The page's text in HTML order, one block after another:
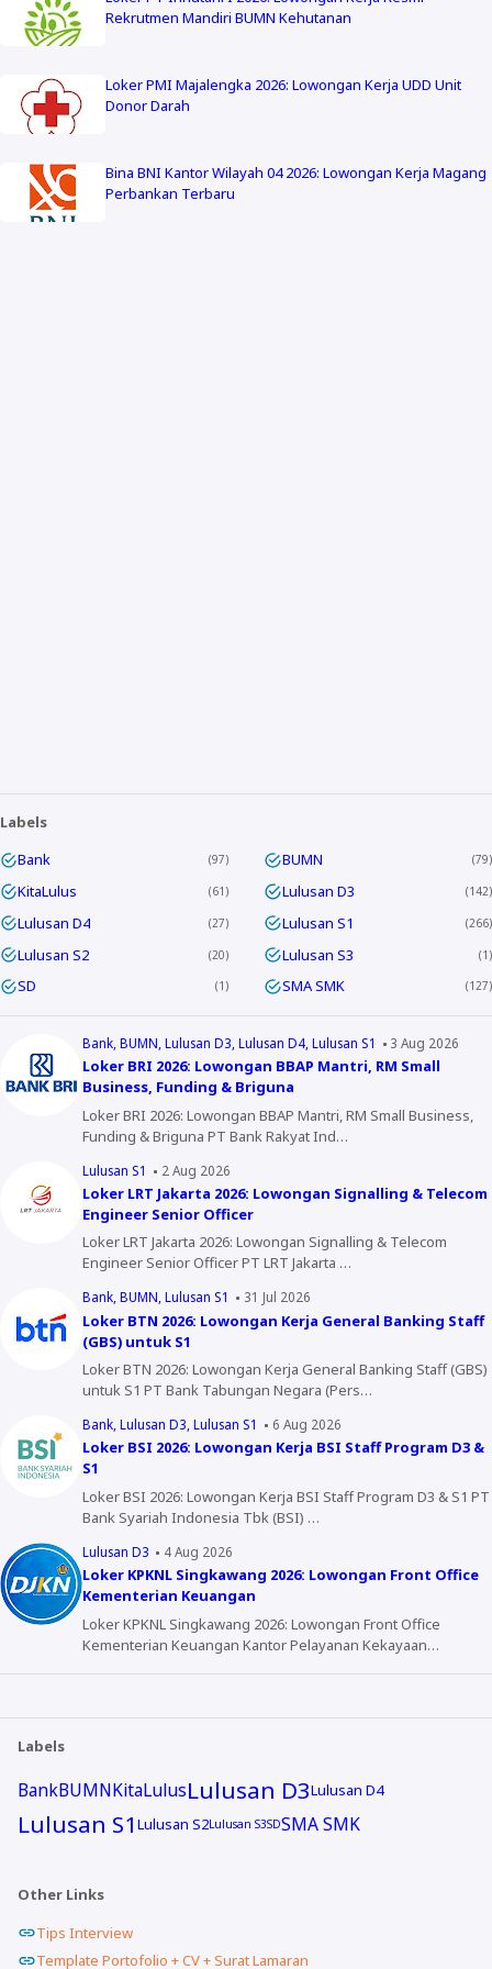
Rekrutmen Mandiri BUMN Kehutanan
Loker PMI Majalengka 2026: Lowongan Kerja UDD Unit
Donor Darah
Bina BNI Kantor Wilayah 04 2026: Lowongan Kerja Magang
Perbankan Terbaru
Labels
Bank
97 BUMN 79
KitaLulus 61 Lulusan D3 142
Lulusan D4 27 Lulusan S1 266
Lulusan S2 20 Lulusan S3 1
SD 1 SMA SMK 127
Bank BUMN Lulusan D3 Lulusan D4 Lulusan S1 3 Aug 2026
Loker BRI 2026: Lowongan BBAP Mantri, RM Small
Business, Funding & Briguna
Loker BRI 2026: Lowongan BBAP Mantri, RM Small Business,
Funding & Briguna PT Bank Rakyat Ind…
Lulusan S1 2 Aug 2026
Loker LRT Jakarta 2026: Lowongan Signalling & Telecom
Engineer Senior Officer
Loker LRT Jakarta 2026: Lowongan Signalling & Telecom
Engineer Senior Officer PT LRT Jakarta …
Bank BUMN Lulusan S1 31 Jul 2026
Loker BTN 2026: Lowongan Kerja General Banking Staff
(GBS) untuk S1
Loker BTN 2026: Lowongan Kerja General Banking Staff (GBS)
untuk S1 PT Bank Tabungan Negara (Pers…
Bank Lulusan D3 Lulusan S1 6 Aug 2026
Loker BSI 2026: Lowongan Kerja BSI Staff Program D3 &
S1
Loker BSI 2026: Lowongan Kerja BSI Staff Program D3 & S1 PT
Bank Syariah Indonesia Tbk (BSI) …
Lulusan D3 4 Aug 2026
Loker KPKNL Singkawang 2026: Lowongan Front Office
Kementerian Keuangan
Loker KPKNL Singkawang 2026: Lowongan Front Office
Kementerian Keuangan Kantor Pelayanan Kekayaan…
Labels
BankBUMNKitaLulusLulusan D3Lulusan D4
Lulusan S1Lulusan S2Lulusan S3SDSMA SMK
Other Links
Tips Interview
Template Portofolio + CV + Surat Lamaran